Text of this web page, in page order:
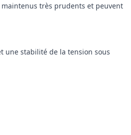
très prudents et peuvent
une stabilité de la tension sous